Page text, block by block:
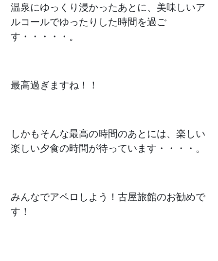
温泉にゆっくり浸かったあとに、美味しいア
ルコールでゆったりした時間を過ご
す・・・・・。
最高過ぎますね！！
しかもそんな最高の時間のあとには、楽しい
楽しい夕食の時間が待っています・・・・。
みんなでアペロしよう！古屋旅館のお勧めで
す！